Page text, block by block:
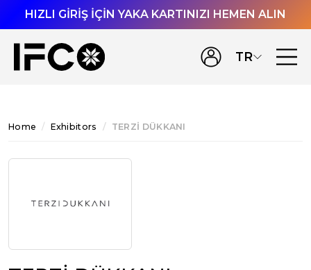
HIZLI GİRİŞ İÇİN YAKA KARTINIZI HEMEN ALIN
TR
Home Exhibitors TERZİ DÜKKANI